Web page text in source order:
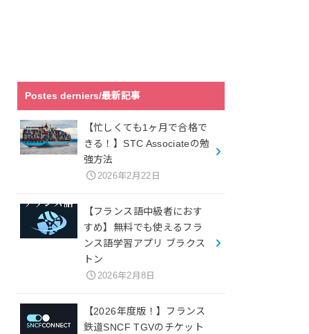
Postes derniers/最新記事
【忙しくても1ヶ月で合格で
きる！】STC Associateの勉
強方法
2026年2月22日
【フランス語中級者におす
すめ】無料でも使えるフラ
ンス語学習アプリ ブラクス
トン
2026年2月8日
【2026年度版！】フランス
鉄道SNCF TGVのチケット